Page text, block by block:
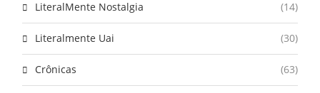
LiteralMente Nostalgia (14)
Literalmente Uai (30)
Crônicas (63)